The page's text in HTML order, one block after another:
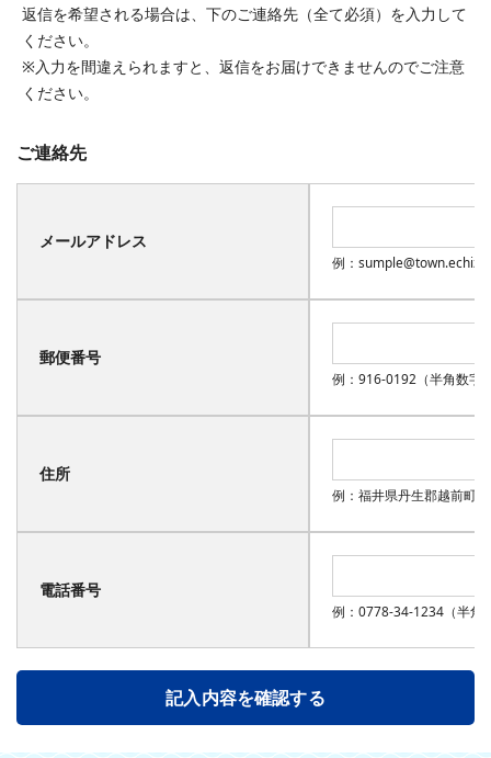
返信を希望される場合は、下のご連絡先（全て必須）を入力して
ください。
※入力を間違えられますと、返信をお届けできませんのでご注意
ください。
ご連絡先
メールアドレス
例：
郵便番号
例：916-0192（半角数字
住所
例：福井県丹生郡越前町
電話番号
例：0778-34-1234（半角
記入内容を確認する